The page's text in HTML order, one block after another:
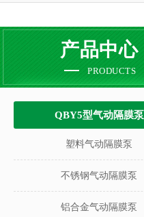
产品中心
PRODUCTS
QBY5型气动隔膜泵
塑料气动隔膜泵
不锈钢气动隔膜泵
铝合金气动隔膜泵